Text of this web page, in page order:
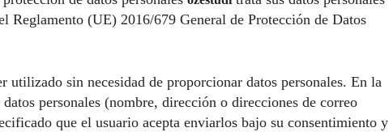
Reglamento (UE) 2016/679 General de Protección de Datos
utilizado sin necesidad de proporcionar datos personales. En la
personales (nombre, dirección o direcciones de correo
que el usuario acepta enviarlos bajo su consentimiento y